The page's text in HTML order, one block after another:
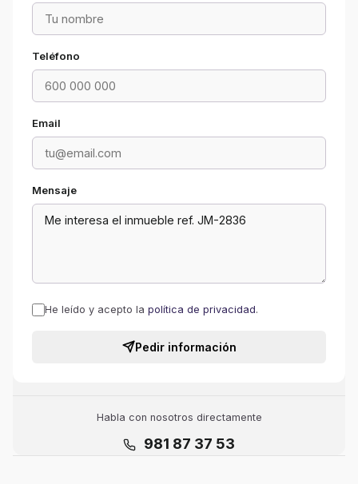
Teléfono
Email
Mensaje
He leído y acepto la política de privacidad.
Pedir información
Habla con nosotros directamente
981 87 37 53